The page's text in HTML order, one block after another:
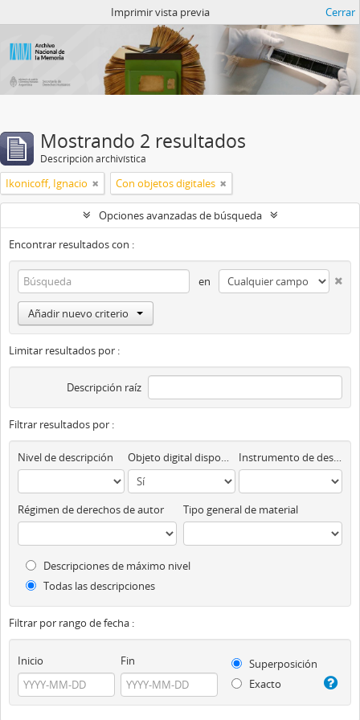
Imprimir vista previa Cerrar
Mostrando 2 resultados
Descripción archivística
Ikonicoff, Ignacio Con objetos digitales
Opciones avanzadas de búsqueda
Encontrar resultados con :
en
Añadir nuevo criterio
Limitar resultados por :
Descripción raíz
Filtrar resultados por :
Nivel de descripción Objeto digital disponibles Instrumento de descripción
Régimen de derechos de autor Tipo general de material
Descripciones de máximo nivel
Todas las descripciones
Filtrar por rango de fecha :
Inicio Fin
Superposición
Exacto